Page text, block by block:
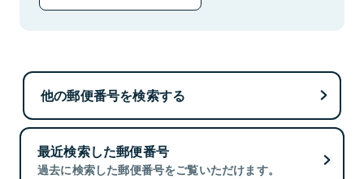
他の郵便番号を検索する
最近検索した郵便番号
過去に検索した郵便番号をご覧いただけます。